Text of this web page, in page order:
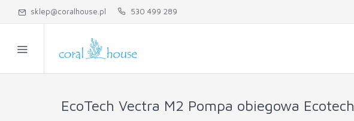
sklep@coralhouse.pl 530 499 289
EcoTech Vectra M2 Pompa obiegowa Ecotech